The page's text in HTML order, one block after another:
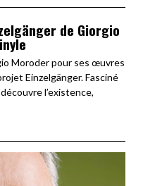
de Giorgio
Moroder pour ses œuvres
Einzelgänger. Fasciné
l’existence,